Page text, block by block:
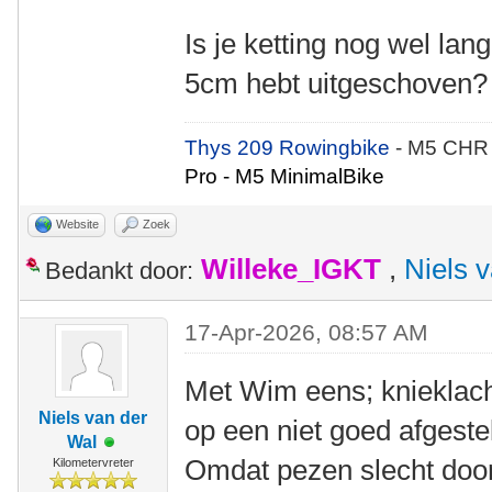
Is je ketting nog wel
5cm hebt uitgeschoven?
Thys 209 Rowingbike- M5
Pro - M5 MinimalBike
Website Zoek
Bedankt door: Willeke_IGKT , Niels
Niels van der
Wal
Kilometervreter
17-Apr-2026, 08:57 AM
Met Wim eens;
op een niet goed
Omdat pezen slecht